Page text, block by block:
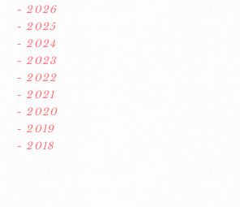
- 2026
- 2025
- 2024
- 2023
- 2022
- 2021
- 2020
- 2019
- 2018